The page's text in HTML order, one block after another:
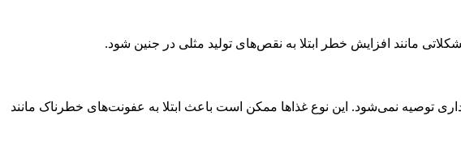
توصیه نمی‌شود. این نوع غذاها ممکن است باعث ابتلا به عفونت‌های خطرناک مانند